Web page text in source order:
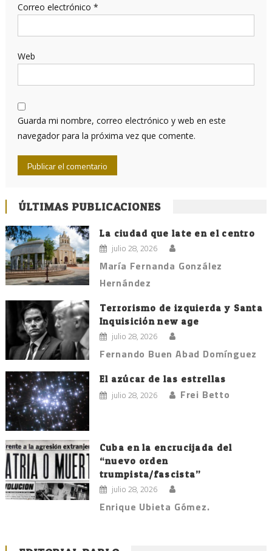
Correo electrónico *
Web
Guarda mi nombre, correo electrónico y web en este
navegador para la próxima vez que comente.
ÚLTIMAS PUBLICACIONES
La ciudad que late en el centro
julio 28, 2026
María Fernanda González
Hernández
Terrorismo de izquierda y Santa
Inquisición new age
julio 28, 2026
Fernando Buen Abad Domínguez
El azúcar de las estrellas
julio 28, 2026 Frei Betto
Cuba en la encrucijada del
“nuevo orden
trumpista/fascista”
julio 28, 2026
Enrique Ubieta Gómez.